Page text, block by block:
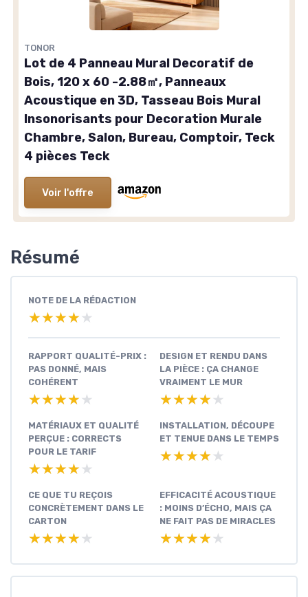
TONOR
Lot de 4 Panneau Mural Decoratif de
Bois, 120 x 60 -2.88㎡, Panneaux
Acoustique en 3D, Tasseau Bois Mural
Insonorisants pour Decoration Murale
Chambre, Salon, Bureau, Comptoir, Teck
4 pièces Teck
Voir l'offre
Résumé
NOTE DE LA RÉDACTION
★★★★★
★★★★★
RAPPORT QUALITÉ-PRIX :
PAS DONNÉ, MAIS
COHÉRENT
★★★★★
★★★★★
DESIGN ET RENDU DANS
LA PIÈCE : ÇA CHANGE
VRAIMENT LE MUR
★★★★★
★★★★★
MATÉRIAUX ET QUALITÉ
PERÇUE : CORRECTS
POUR LE TARIF
★★★★★
★★★★★
INSTALLATION, DÉCOUPE
ET TENUE DANS LE TEMPS
★★★★★
★★★★★
CE QUE TU REÇOIS
CONCRÈTEMENT DANS LE
CARTON
★★★★★
★★★★★
EFFICACITÉ ACOUSTIQUE
: MOINS D’ÉCHO, MAIS ÇA
NE FAIT PAS DE MIRACLES
★★★★★
★★★★★